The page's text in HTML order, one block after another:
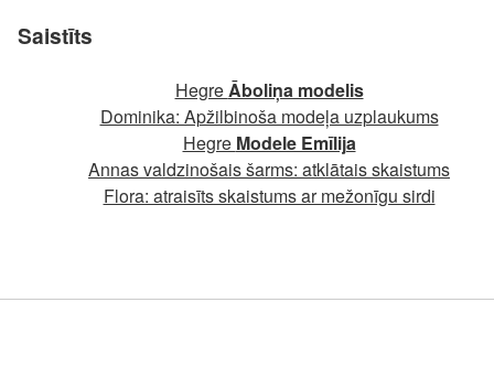
Saistīts
HegreĀboliņa modelis
Dominika: Apžilbinoša modeļa uzplaukums
Hegre Modele Emīlija
Annas valdzinošais šarms: atklātais skaistums
Flora: atraisīts skaistums ar mežonīgu sirdi